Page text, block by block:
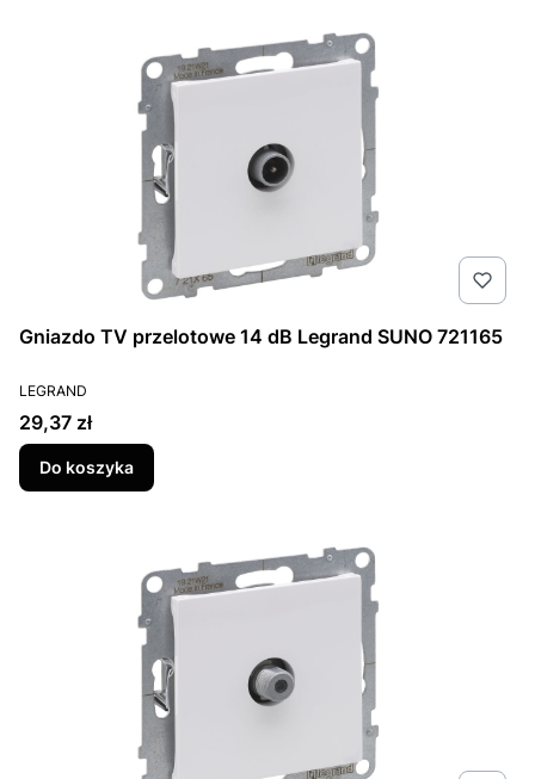
Gniazdo TV przelotowe 14 dB Legrand SUNO 721165
PRODUCENT
LEGRAND
Cena
29,37 zł
Do koszyka